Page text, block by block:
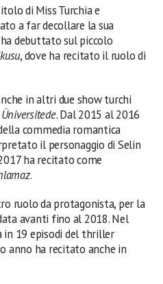
di Miss Turchia e
a far decollare la sua
debuttato sul piccolo
, dove ha recitato il ruolo di
in altri due show turchi
. Dal 2015 al 2016
commedia romantica
il personaggio di Selin
ha recitato come
.
ruolo da protagonista, per la
avanti fino al 2018. Nel
in 19 episodi del thriller
anno ha recitato anche in